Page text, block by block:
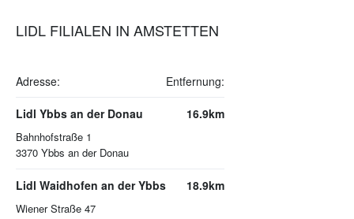
LIDL FILIALEN IN AMSTETTEN
Adresse: Entfernung:
Lidl Ybbs an der Donau
Bahnhofstraße 1
3370 Ybbs an der Donau
16.9km
Lidl Waidhofen an der Ybbs
Wiener Straße 47
18.9km